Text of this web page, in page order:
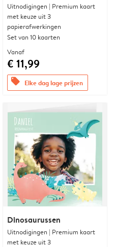
Uitnodigingen | Premium kaart
met keuze uit 3
papierafwerkingen
Set van 10 kaarten
Vanaf
€ 11,99
offers Elke dag lage prijzen
Dinosaurussen
Uitnodigingen | Premium kaart
met keuze uit 3